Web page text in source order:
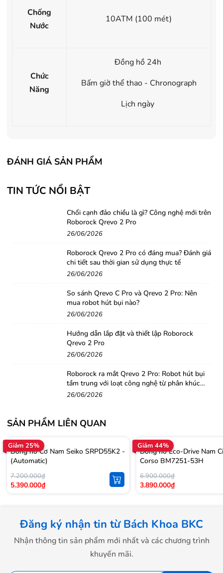
Chống
Nước
10ATM (100 mét)
Chức
Năng
Đồng hồ 24h
Bấm giờ thể thao - Chronograph
Lịch ngày
ĐÁNH GIÁ SẢN PHẨM
TIN TỨC NỔI BẬT
Chổi cạnh đảo chiều là gì? Công nghệ mới trên
Roborock Qrevo 2 Pro
26/06/2026
Roborock Qrevo 2 Pro có đáng mua? Đánh giá
chi tiết sau thời gian sử dụng thực tế
26/06/2026
So sánh Qrevo C Pro và Qrevo 2 Pro: Nên
mua robot hút bụi nào?
26/06/2026
Hướng dẫn lắp đặt và thiết lập Roborock
Qrevo 2 Pro
26/06/2026
Roborock ra mắt Qrevo 2 Pro: Robot hút bụi
tầm trung với loạt công nghệ từ phân khúc
cao cấp
26/06/2026
SẢN PHẨM LIÊN QUAN
Giảm 25%
Đồng hồ Cơ Nam Seiko SRPD55K2 -
(Automatic)
7.200.000₫
5.390.000₫
Giảm 44%
Đồng hồ Eco-Drive Nam
Corso BM7251-53H
6.900.000₫
3.890.000₫
Đăng ký nhận tin từ Bách Khoa BKC
Nhận thông tin sản phẩm mới nhất và các chương trình
khuyến mãi.